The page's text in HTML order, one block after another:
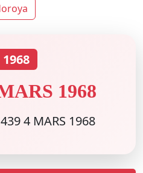
1968
1968
4 MARS 1968